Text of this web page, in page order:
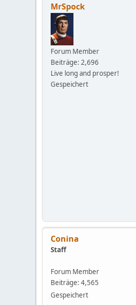
MrSpock
Forum Member
Beiträge: 2,696
Live long and prosper!
Gespeichert
Conina
Staff
Forum Member
Beiträge: 4,565
Gespeichert